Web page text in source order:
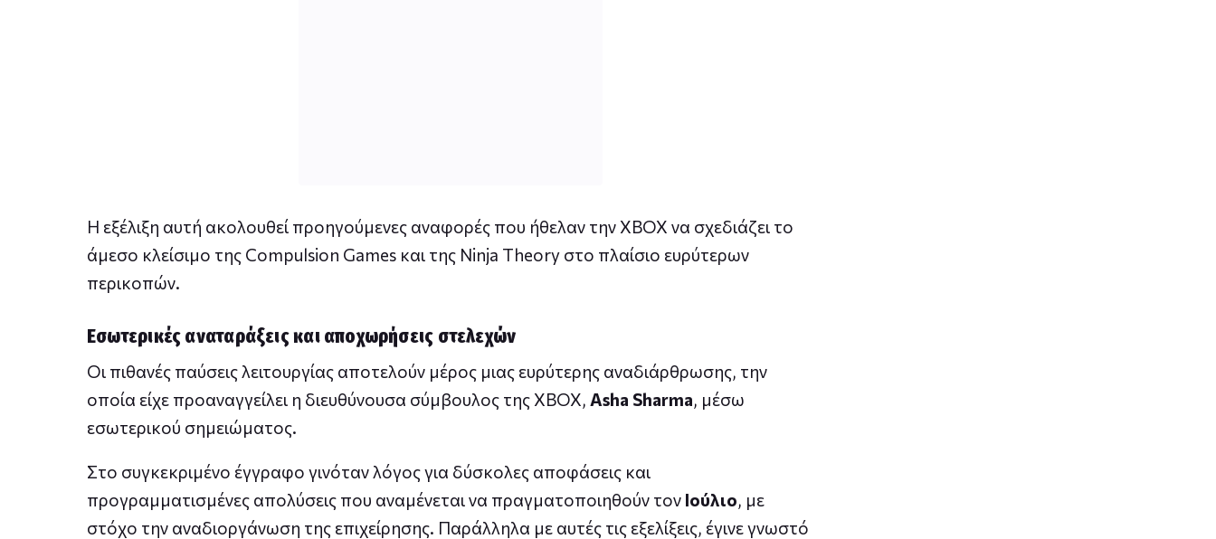
Η εξέλιξη αυτή ακολουθεί προηγούμενες αναφορές που ήθελαν την XBOX να σχεδιάζει το
άμεσο κλείσιμο της Compulsion Games και της Ninja Theory στο πλαίσιο ευρύτερων
περικοπών.
Εσωτερικές αναταράξεις και αποχωρήσεις στελεχών
Οι πιθανές παύσεις λειτουργίας αποτελούν μέρος μιας ευρύτερης αναδιάρθρωσης, την
οποία είχε προαναγγείλει η διευθύνουσα σύμβουλος της XBOX, Asha Sharma, μέσω
εσωτερικού σημειώματος.
Στο συγκεκριμένο έγγραφο γινόταν λόγος για δύσκολες αποφάσεις και
προγραμματισμένες απολύσεις που αναμένεται να πραγματοποιηθούν τον Ιούλιο, με
στόχο την αναδιοργάνωση της επιχείρησης. Παράλληλα με αυτές τις εξελίξεις, έγινε γνωστό